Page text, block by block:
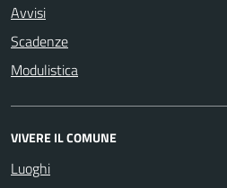
Avvisi
Scadenze
Modulistica
VIVERE IL COMUNE
Luoghi